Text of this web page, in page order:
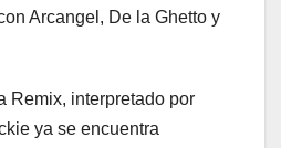
Arcangel, De la Ghetto y
Remix, interpretado por
ya se encuentra